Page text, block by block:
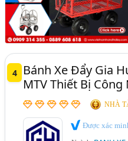
4
Bánh Xe Đẩy Gia
MTV Thiết Bị
NHÀ
Được xác